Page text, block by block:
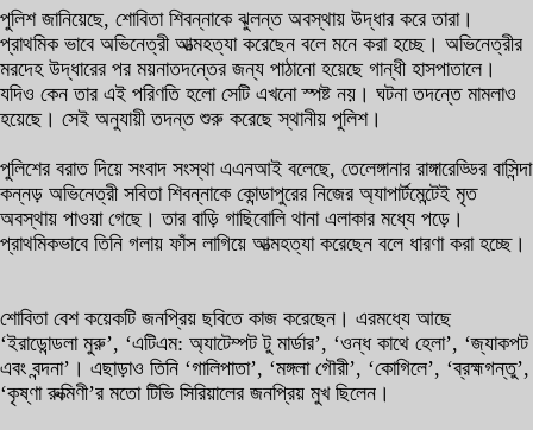
পুলিশ জানিয়েছে, শোবিতা শিবন্নাকে ঝুলন্ত অবস্থায় উদ্ধার করে তারা।
প্রাথমিক ভাবে অভিনেত্রী আত্মহত্যা করেছেন বলে মনে করা হচ্ছে। অভিনেত্রীর
মরদেহ উদ্ধারের পর ময়নাতদন্তের জন্য পাঠানো হয়েছে গান্ধী হাসপাতালে।
যদিও কেন তার এই পরিণতি হলো সেটি এখনো স্পষ্ট নয়। ঘটনা তদন্তে মামলাও
হয়েছে। সেই অনুযায়ী তদন্ত শুরু করেছে স্থানীয় পুলিশ।
পুলিশের বরাত দিয়ে সংবাদ সংস্থা এএনআই বলেছে, তেলেঙ্গানার রাঙ্গারেড্ডির বাসিন্দা
কন্নড় অভিনেত্রী সবিতা শিবন্নাকে কোন্ডাপুরের নিজের অ্যাপার্টমেন্টেই মৃত
অবস্থায় পাওয়া গেছে। তার বাড়ি গাছিবোলি থানা এলাকার মধ্যে পড়ে।
প্রাথমিকভাবে তিনি গলায় ফাঁস লাগিয়ে আত্মহত্যা করেছেন বলে ধারণা করা হচ্ছে।
শোবিতা বেশ কয়েকটি জনপ্রিয় ছবিতে কাজ করেছেন। এরমধ্যে আছে
‘ইরাডোন্ডলা মুরু’, ‘এটিএম: অ্যাটেম্পট টু মার্ডার’, ‘ওন্ধ কাথে হেলা’, ‘জ্যাকপট
এবং বন্দনা’। এছাড়াও তিনি ‘গালিপাতা’, ‘মঙ্গলা গৌরী’, ‘কোগিলে’, ‘ব্রহ্মগন্তু’,
‘কৃষ্ণা রুক্মিণী’র মতো টিভি সিরিয়ালের জনপ্রিয় মুখ ছিলেন।